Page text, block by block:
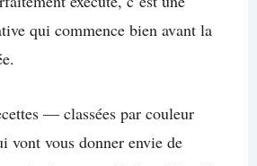
qui commence bien avant la
— classées par couleur
vous donner envie de